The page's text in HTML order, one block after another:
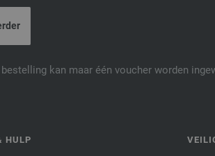
kan maar één voucher worden
HULP